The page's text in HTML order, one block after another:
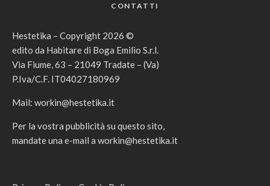
CONTATTI
Hestetika – Copyright 2026 ©
edito da Habitare di Boga Emilio S.r.l.
Via Fiume, 63 – 21049 Tradate – (Va)
P.Iva/C.F. IT04027180969
Mail: workin@hestetika.it
Per la vostra pubblicità su questo sito,
mandate una e-mail a workin@hestetika.it